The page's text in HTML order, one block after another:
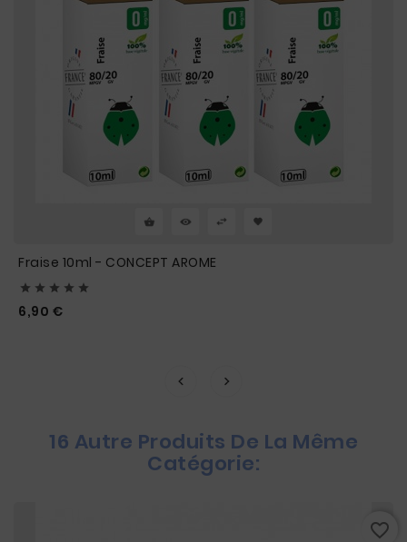
Fraise 10ml - CONCEPT AROME
    
6,90 €
16 Autre Produits De La Même
Catégorie:
favorite_border